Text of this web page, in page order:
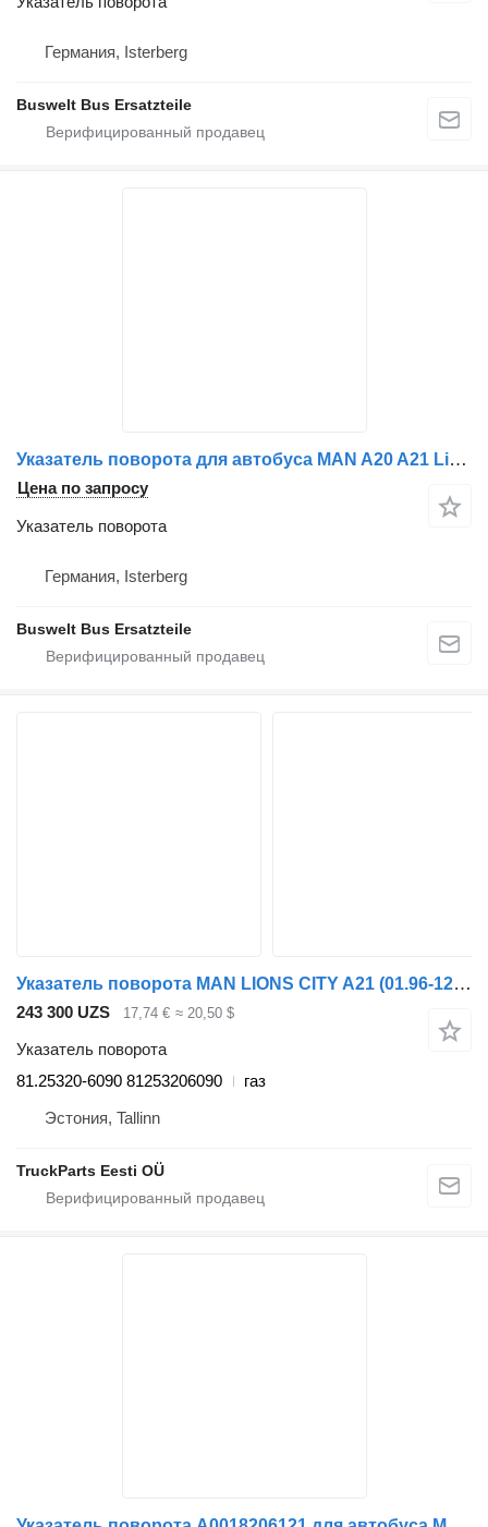
Германия, Isterberg
Buswelt Bus Ersatzteile
Указатель поворота для автобуса MAN A20 A21 Lion's city, Lion's coach, Lion's regio
Цена по запросу
Указатель поворота
Германия, Isterberg
Buswelt Bus Ersatzteile
Указатель поворота MAN LIONS CITY A21 (01.96-12.11) 81.25320-6090 для автобуса MAN Lion's bus (1991-)
243 300 UZS 17,74 € ≈ 20,50 $
Указатель поворота
81.25320-6090 81253206090
газ
Эстония, Tallinn
TruckParts Eesti OÜ